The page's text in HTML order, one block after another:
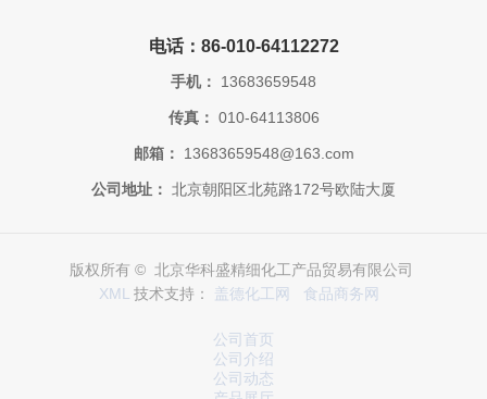
电话：86-010-64112272
手机： 13683659548
传真： 010-64113806
邮箱： 13683659548@163.com
公司地址： 北京朝阳区北苑路172号欧陆大厦
版权所有 © 北京华科盛精细化工产品贸易有限公司
XML 技术支持： 盖德化工网 食品商务网
公司首页
公司介绍
公司动态